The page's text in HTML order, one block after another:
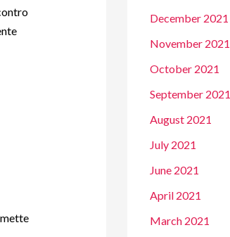
December 2021
November 2021
October 2021
September 2021
August 2021
July 2021
June 2021
April 2021
March 2021